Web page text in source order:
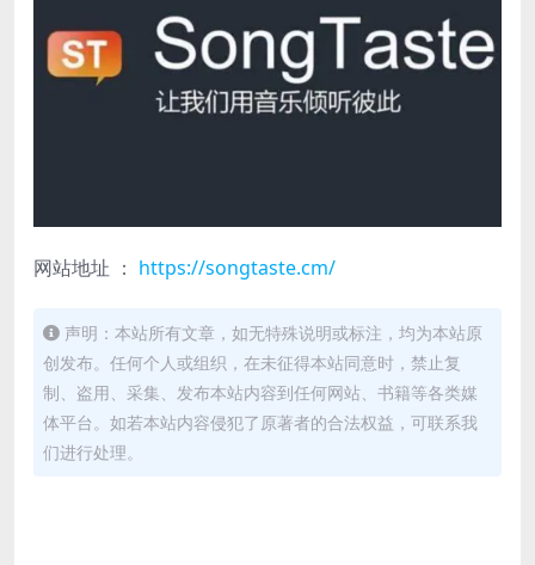
网站地址 ： https://songtaste.cm/
声明：本站所有文章，如无特殊说明或标注，均为本站原
创发布。任何个人或组织，在未征得本站同意时，禁止复
制、盗用、采集、发布本站内容到任何网站、书籍等各类媒
体平台。如若本站内容侵犯了原著者的合法权益，可联系我
们进行处理。